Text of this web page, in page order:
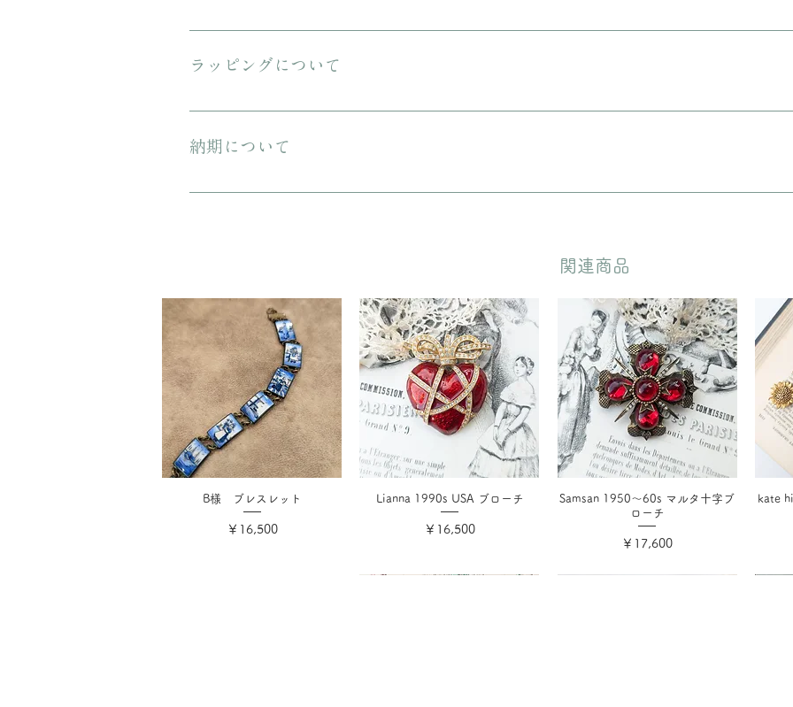
傷や汚れについて可能な限り記載をしておりますが、状態の良いお品でも経年による小さな傷汚れがある場
ラッピングについて
プレゼント用にご購入される場合、箱に入れてリボンをおかけいたします。 備考欄に”無料ギフトラッピン
納期について
ご注文から配送までに1-3営業日ほどいただきます。
​関連商品
B様 ブレスレット
価格
￥16,500
Lianna 1990s USA ブローチ
価格
￥16,500
Samsan 1950〜60s マルタ十字ブ
ローチ
価格
￥17,600
kate